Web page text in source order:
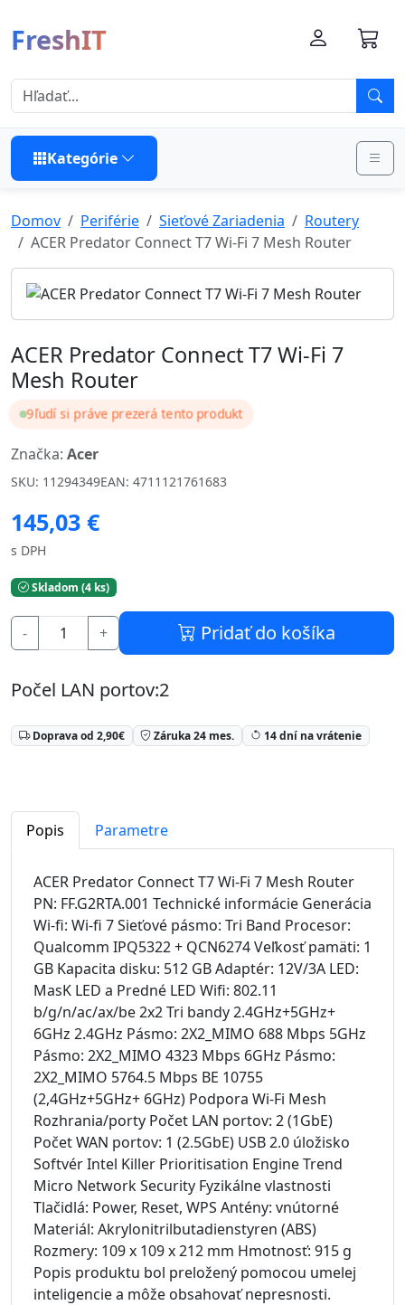
FreshIT
Kategórie
Domov Periférie Sieťové Zariadenia
Routery
ACER Predator Connect T7 Wi-Fi 7 Mesh Router
ACER Predator Connect T7 Wi-Fi 7
Mesh Router
9ľudí si práve prezerá tento produkt
Značka: Acer
SKU: 11294349EAN: 4711121761683
145,03 €
s DPH
Skladom (4 ks)
- + Pridať do košíka
Počel LAN portov:2
Doprava od 2,90€ Záruka 24 mes. 14 dní na vrátenie
Popis Parametre
ACER Predator Connect T7 Wi-Fi 7 Mesh Router
PN: FF.G2RTA.001 Technické informácie Generácia
Wi-fi: Wi-fi 7 Sieťové pásmo: Tri Band Procesor:
Qualcomm IPQ5322 + QCN6274 Veľkosť pamäti: 1
GB Kapacita disku: 512 GB Adaptér: 12V/3A LED:
MasK LED a Predné LED Wifi: 802.11
b/g/n/ac/ax/be 2x2 Tri bandy 2.4GHz+5GHz+
6GHz 2.4GHz Pásmo: 2X2_MIMO 688 Mbps 5GHz
Pásmo: 2X2_MIMO 4323 Mbps 6GHz Pásmo:
2X2_MIMO 5764.5 Mbps BE 10755
(2,4GHz+5GHz+ 6GHz) Podpora Wi-Fi Mesh
Rozhrania/porty Počet LAN portov: 2 (1GbE)
Počet WAN portov: 1 (2.5GbE) USB 2.0 úložisko
Softvér Intel Killer Prioritisation Engine Trend
Micro Network Security Fyzikálne vlastnosti
Tlačidlá: Power, Reset, WPS Antény: vnútorné
Materiál: Akrylonitrilbutadienstyren (ABS)
Rozmery: 109 x 109 x 212 mm Hmotnosť: 915 g
Popis produktu bol preložený pomocou umelej
inteligencie a môže obsahovať nepresnosti.